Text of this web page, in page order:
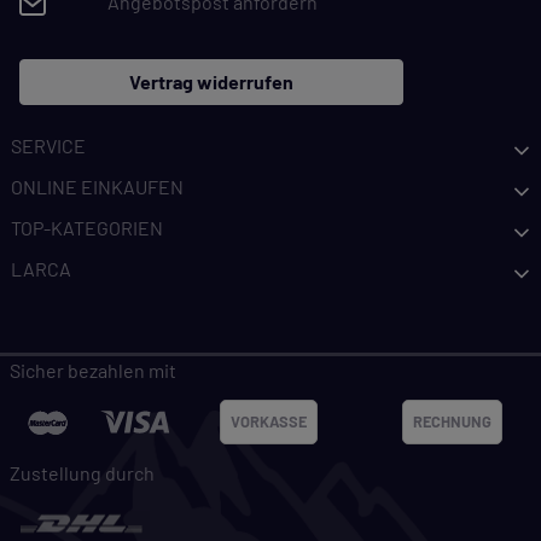
KOMFORTFUNKTIONEN
Sie möglichst komfortabel gestalten.
Social-Media-Plattformen etc.
Vertrag widerrufen
SERVICE
ONLINE EINKAUFEN
TOP-KATEGORIEN
LARCA
Sicher bezahlen mit
VORKASSE RECHNUNG
Zustellung durch